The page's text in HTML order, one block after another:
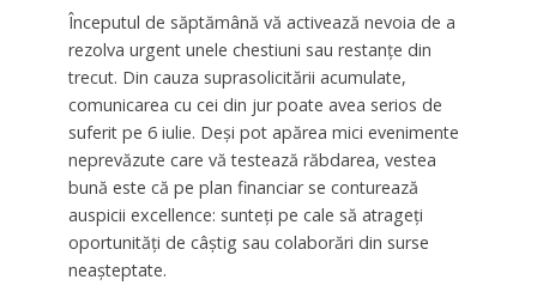
Începutul de săptămână vă activează nevoia de a
rezolva urgent unele chestiuni sau restanțe din
trecut. Din cauza suprasolicitării acumulate,
comunicarea cu cei din jur poate avea serios de
suferit pe 6 iulie. Deși pot apărea mici evenimente
neprevăzute care vă testează răbdarea, vestea
bună este că pe plan financiar se conturează
auspicii excellence: sunteți pe cale să atrageți
oportunități de câștig sau colaborări din surse
neașteptate.